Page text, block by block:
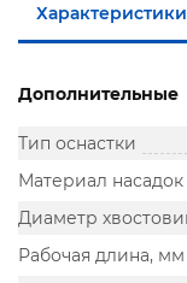
Характеристики
Дополнительные
Тип оснастки
Материал насадок
Диаметр
Рабочая длина, мм